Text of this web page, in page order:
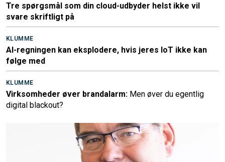
Tre spørgsmål som din cloud-udbyder helst ikke vil
svare skriftligt på
KLUMME
AI-regningen kan eksplodere, hvis jeres IoT ikke kan
følge med
KLUMME
Virksomheder øver brandalarm: Men øver du egentlig
digital blackout?